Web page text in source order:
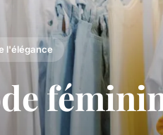
l'élégance